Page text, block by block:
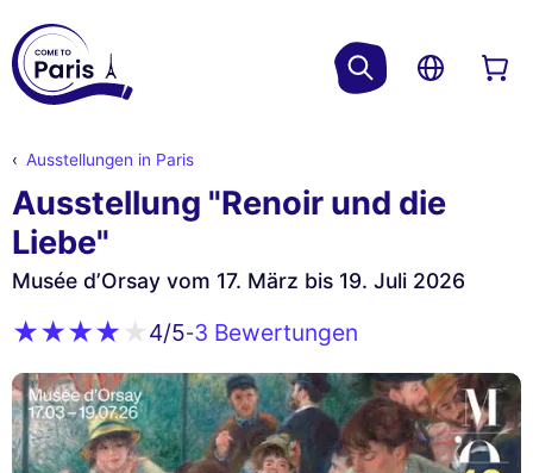
Ausstellungen in Paris
Ausstellung "Renoir und die
Liebe"
Musée d’Orsay vom 17. März bis 19. Juli 2026
4/5-3 Bewertungen